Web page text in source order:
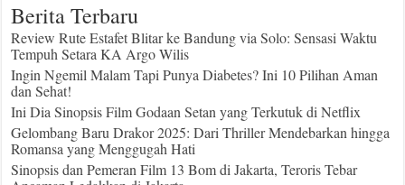
Berita Terbaru
Review Rute Estafet Blitar ke Bandung via Solo: Sensasi Waktu
Tempuh Setara KA Argo Wilis
Ingin Ngemil Malam Tapi Punya Diabetes? Ini 10 Pilihan Aman
dan Sehat!
Ini Dia Sinopsis Film Godaan Setan yang Terkutuk di Netflix
Gelombang Baru Drakor 2025: Dari Thriller Mendebarkan hingga
Romansa yang Menggugah Hati
Sinopsis dan Pemeran Film 13 Bom di Jakarta, Teroris Tebar